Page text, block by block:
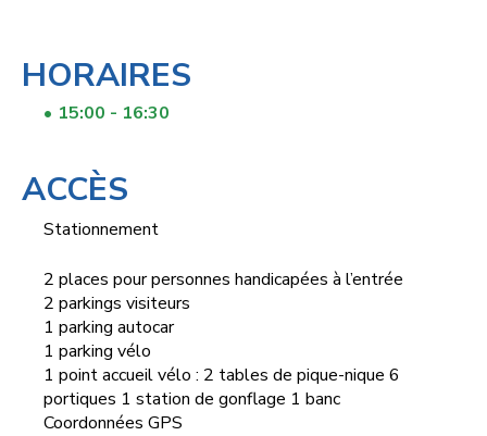
HORAIRES
15:00 - 16:30
ACCÈS
Stationnement
2 places pour personnes handicapées à l’entrée
2 parkings visiteurs
1 parking autocar
1 parking vélo
1 point accueil vélo : 2 tables de pique-nique 6
portiques 1 station de gonflage 1 banc
Coordonnées GPS